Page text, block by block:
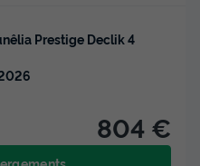
Prestige Declik 4
804 €